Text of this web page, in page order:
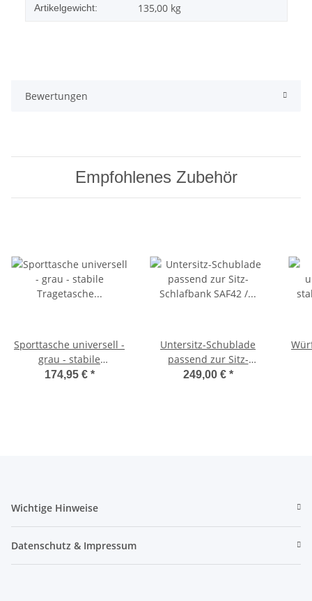
Artikelgewicht: 135,00 kg
Bewertungen
Empfohlenes Zubehör
Sporttasche universell -
grau - stabile
Tragetasche für
174,95 € *
Untersitz-Schublade
passend zur Sitz-
Schlafbank SAF42 /
249,00 € *
Wichtige Hinweise
Datenschutz & Impressum